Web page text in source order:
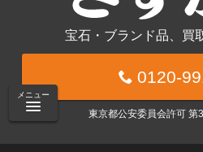
メニュー
宝石・ブランド品、買
0120-
東京都公安委員会許可